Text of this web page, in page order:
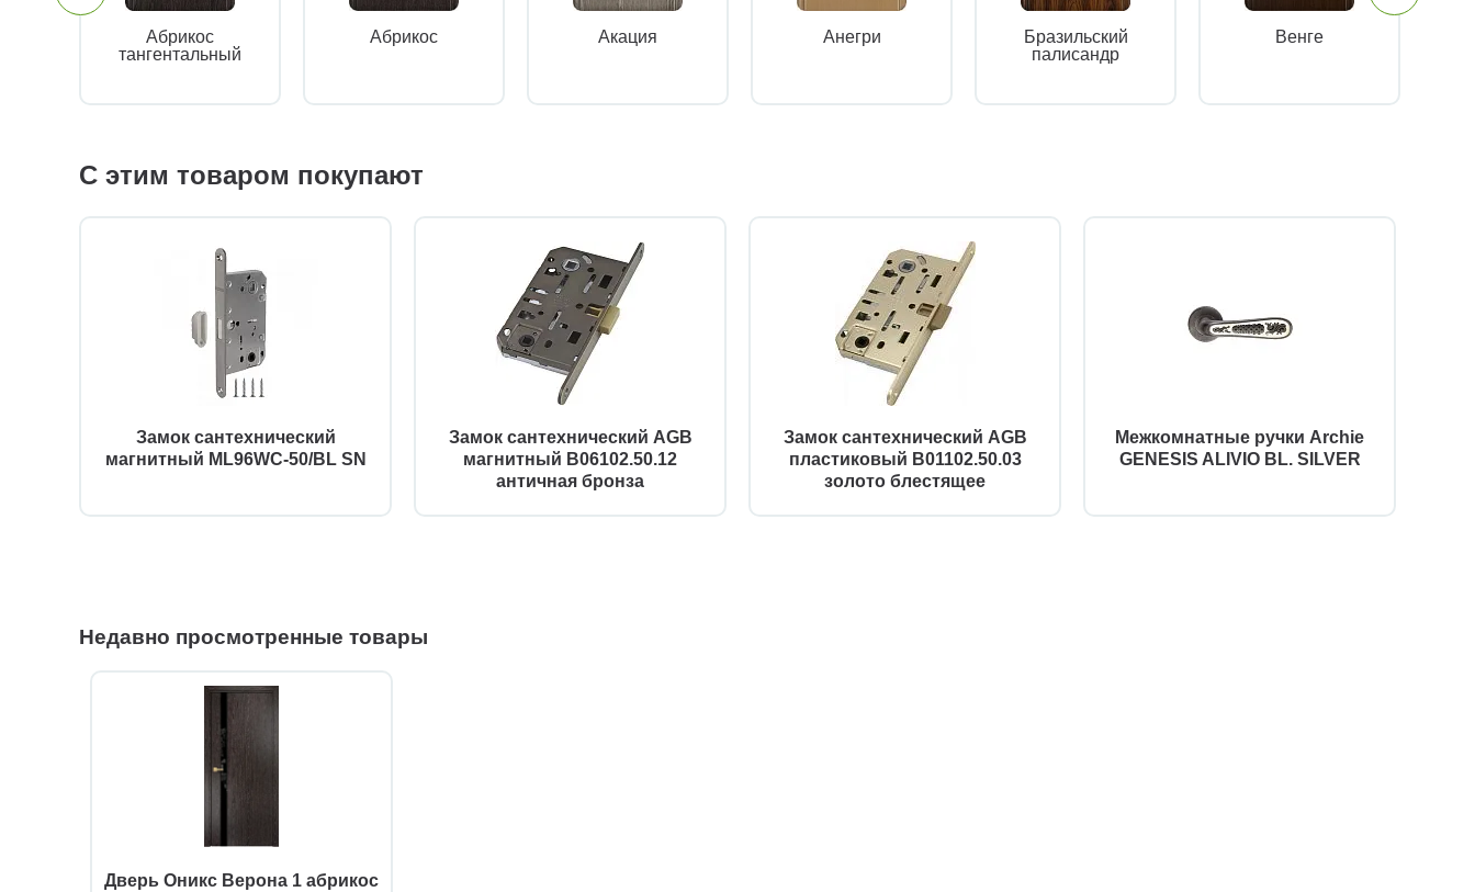
Абрикос
тангентальный
Абрикос Акация Анегри
Бразильский
палисандр
Венге
С этим товаром покупают
Замок сантехнический
магнитный ML96WC-50/BL SN
Замок сантехнический AGB
магнитный B06102.50.12
античная бронза
Замок сантехнический AGB
пластиковый B01102.50.03
золото блестящее
Межкомнатные ручки Archie
GENESIS ALIVIO BL. SILVER
Недавно просмотренные товары
Дверь Оникс Верона 1 абрикос